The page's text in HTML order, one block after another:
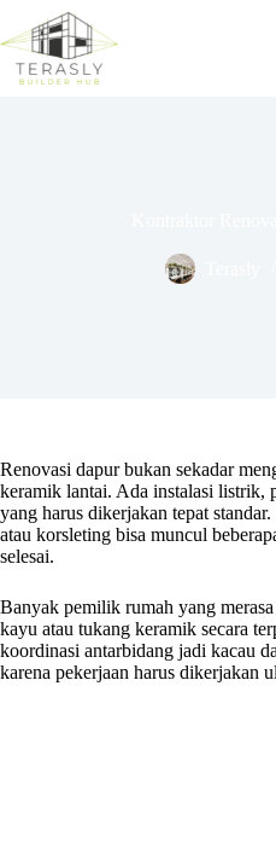
content
Renovasi dapur bukan sekadar
keramik lantai. Ada instalasi listrik,
yang harus dikerjakan tepat
atau korsleting bisa muncul
selesai.
Banyak pemilik rumah yang
kayu atau tukang keramik secara
koordinasi antarbidang jadi kacau
karena pekerjaan harus dikerjakan